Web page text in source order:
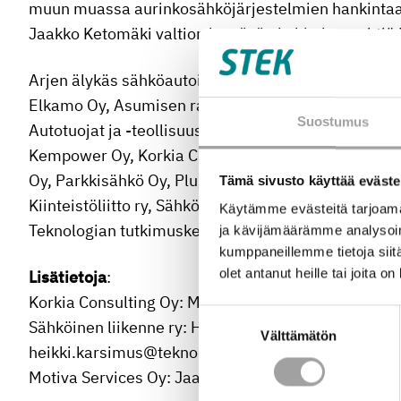
Suostumus
Tämä sivusto käyttää
Käytämme evästeitä
ja kävijämäärämme
kumppaneillemme tietoja
olet antanut heille tai joita
Välttämätön
muun muassa aurinkosähköjärjestelmien
Jaakko Ketomäki valtion kestävän kehityksen yhtiö
Arjen älykäs sähköautoilu -hankkeessa mukana
Elkamo Oy, Asumisen rahoitus- ja
Autotuojat ja -teollisuus ry, EMabler Oy,
Kempower Oy, Korkia Consulting Oy, LUT-
Oy, Parkkisähkö Oy, Plugit Finland Oy, Raecom Oy,
Kiinteistöliitto ry, Sähköautoilijat ry, Sähköinen
Teknologian tutkimuskeskus VTT Oy, Tmi Vesa
Lisätietoja:
Korkia Consulting Oy: Martti Malmivirta,
Sähköinen liikenne ry: Heikki Karsimus,
heikki.karsimus@teknologiateollisuus.fi
Motiva Services Oy: Jaakko Ketomäki, johtava